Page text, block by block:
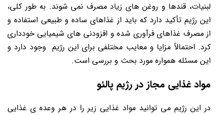
لبنیات، قندها و روغن‌ های زیاد مصرف نمی ‌شوند. به طور کلی،
این رژیم تأکید دارد که باید از غذاهای ساده و طبیعی استفاده و
از مصرف غذاهای فرآوری شده و افزودنی‌ های شیمیایی خودداری
کرد. احتمالاً مزایا و معایب مختلفی برای این رژیم وجود دارد و
این مسئله همواره مورد بحث و بررسی است.
مواد غذایی مجاز در رژیم پالئو
در این رژیم می توانید مواد غذایی زیر را در هر وعده ی غذایی